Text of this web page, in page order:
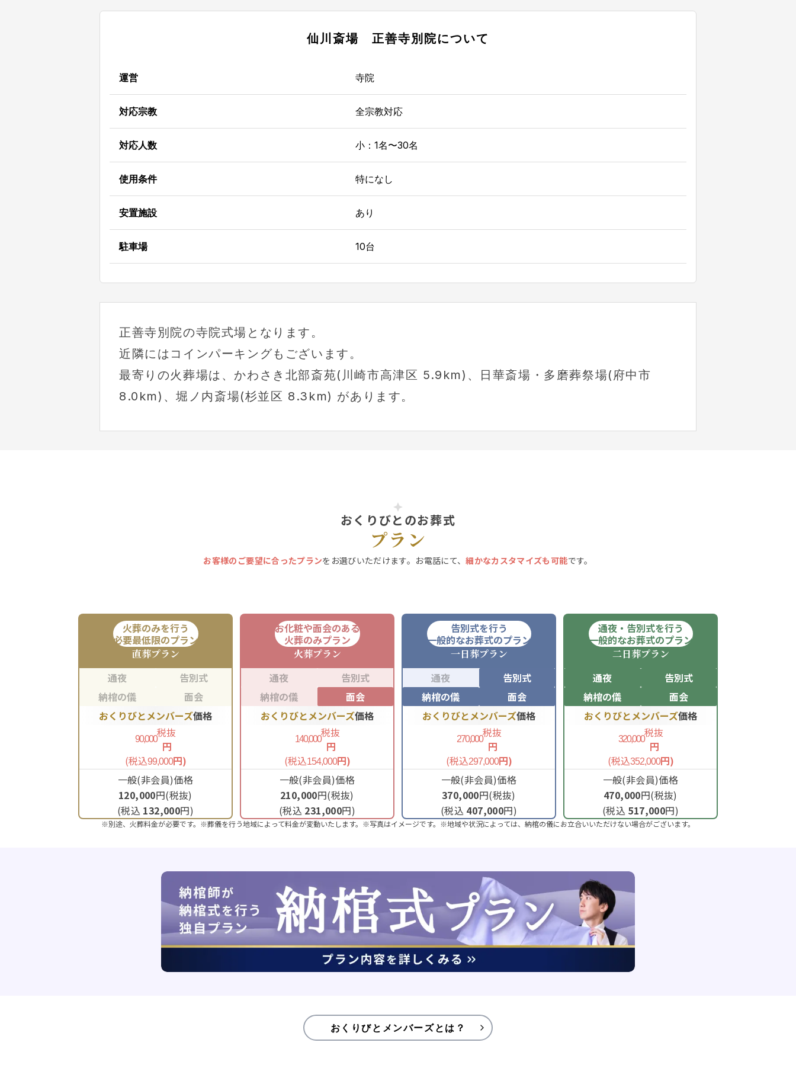
仙川斎場 正善寺別院について
運営 寺院
対応宗教 全宗教対応
対応人数 小：1名〜30名
使用条件 特になし
安置施設 あり
駐車場 10台
正善寺別院の寺院式場となります。
近隣にはコインパーキングもございます。
最寄りの火葬場は、かわさき北部斎苑(川崎市高津区 5.9km)、日華斎場・多磨葬祭場(府中市
8.0km)、堀ノ内斎場(杉並区 8.3km) があります。
おくりびとのお葬式
プラン
お客様のご要望に合ったプランをお選びいただけます。お電話にて、細かなカスタマイズも可能です。
火葬のみを行う
必要最低限のプラン
直葬プラン
通夜
告別式
納棺の儀
面会
おくりびとメンバーズ価格
90,000税抜
円
(税込99,000円)
一般(非会員)価格
120,000円(税抜)
(税込 132,000円)
お化粧や面会のある
火葬のみプラン
火葬プラン
通夜
告別式
納棺の儀
面会
おくりびとメンバーズ価格
140,000税抜
円
(税込154,000円)
一般(非会員)価格
210,000円(税抜)
(税込 231,000円)
告別式を行う
一般的なお葬式のプラン
一日葬プラン
通夜
告別式
納棺の儀
面会
おくりびとメンバーズ価格
270,000税抜
円
(税込297,000円)
一般(非会員)価格
370,000円(税抜)
(税込 407,000円)
通夜・告別式を行う
一般的なお葬式のプラン
二日葬プラン
通夜
告別式
納棺の儀
面会
おくりびとメンバーズ価格
320,000税抜
円
(税込352,000円)
一般(非会員)価格
470,000円(税抜)
(税込 517,000円)
※別途、火葬料金が必要です。※葬儀を行う地域によって料金が変動いたします。※写真はイメージです。※地域や状況によっては、納棺の儀にお立合いいただけない場合がございます。
おくりびとメンバーズとは？